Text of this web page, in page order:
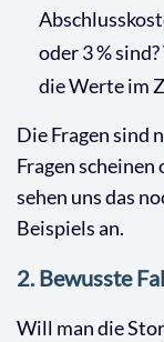
oder 3 %
die Werte im
Die Fragen sind
Fragen
sehen uns das
Beispiels an.
2. Bewusste
Will man die